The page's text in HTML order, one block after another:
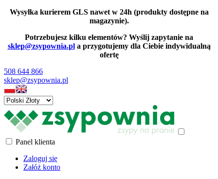
Wysyłka kurierem GLS nawet w 24h (produkty dostępne na
magazynie).
Potrzebujesz kilku elementów? Wyślij zapytanie na
sklep@zsypownia.pla przygotujemy dla Ciebie indywidualną
ofertę
508 644 866
sklep@zsypownia.pl
Panel klienta
Zaloguj się
Załóż konto